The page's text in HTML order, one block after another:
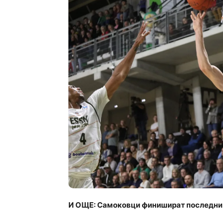
И ОЩЕ: Самоковци финишират последни